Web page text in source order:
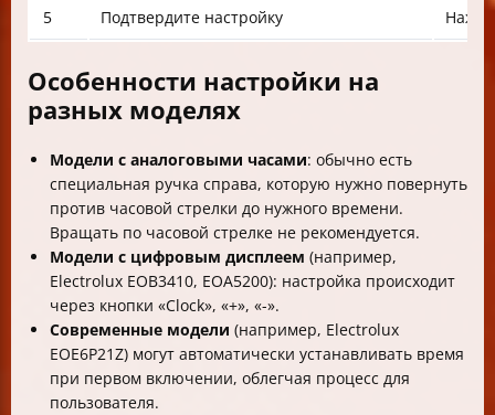
5 Подтвердите настройку
Особенности настройки на
разных моделях
Модели с аналоговыми часами: обычно есть
специальная ручка справа, которую нужно повернуть
против часовой стрелки до нужного времени.
Вращать по часовой стрелке не рекомендуется.
Модели с цифровым дисплеем (например,
Electrolux EOB3410, EOA5200): настройка происходит
через кнопки «Clock», «+», «-».
Современные модели (например, Electrolux
EOE6P21Z) могут автоматически устанавливать время
при первом включении, облегчая процесс для
пользователя.